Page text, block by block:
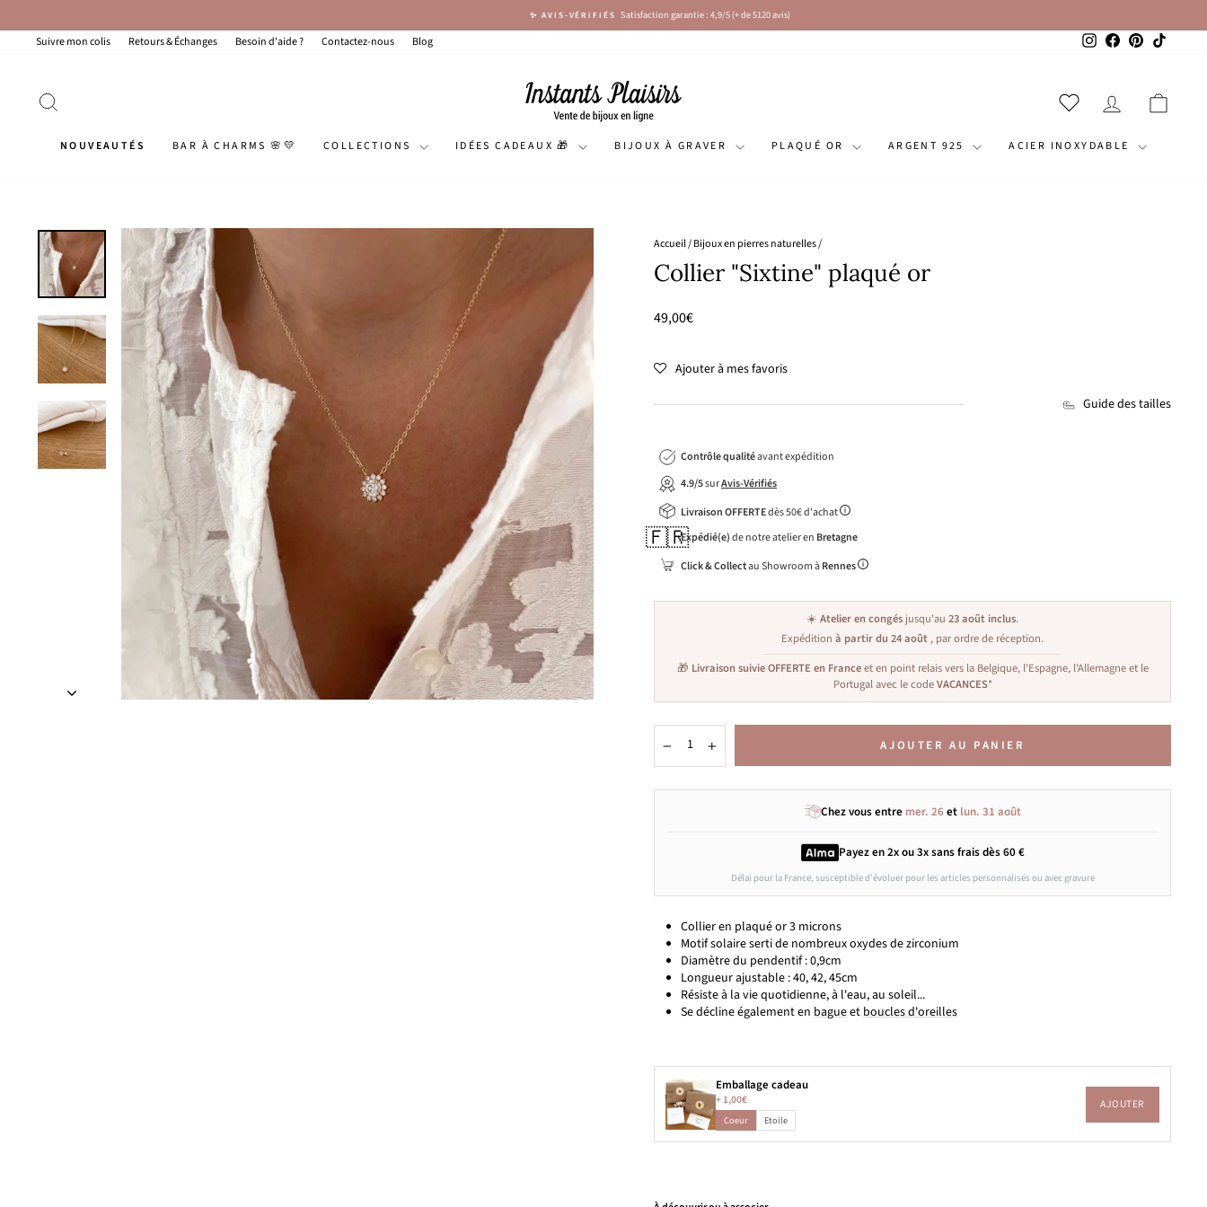
contenu
Diaporama
✨ AVIS-VÉRIFIÉS Satisfaction garantie : 4,9/5 (+ de 5120 avis)
Suivre mon colis Retours & Échanges Besoin d'aide ? Contactez-nous Blog InstagramFacebook
Pinterest
SE
NOUVEAUTÉS BAR À CHARMS 🌸💛 COLLECTIONS IDÉES CADEAUX 🎁 BIJOUX À GRAVER PLAQUÉ OR ARGENT 925 ACIER INOXYDABLE
Accueil/Bijoux en pierres naturelles/
Collier "Sixtine" plaqué or
Prix
49,00€
Ajouter à mes favoris
Guide des tailles
Contrôle qualitéavant expédition
4.9/5surAvis-Vérifiés
Livraison OFFERTEdès 50€ d'achat
🇫🇷Expédié(e)de notre atelier en Bretagne
Click & Collectau Showroom àRennes
☀️ Atelier en congés jusqu'au 23 août inclus.
Expédition à partir du 24 août , par ordre de réception.
🎁 Livraison suivie OFFERTE en Franceet en point relais vers la Belgique, l'Espagne, l'Allemagne et le
Portugal avec le codeVACANCES*
+
AJOUTER AU PANIER
Chez vous entre mer. 26et lun. 31 août
Payez en 2x ou 3xsans fraisdès 60 €
Délai pour la France, susceptible d'évoluer pour les articles personnalisés ou avec gravure
Collier en plaqué or 3 microns
Motif solaire serti de nombreux oxydes de zirconium
Diamètre du pendentif : 0,9cm
Longueur ajustable : 40, 42, 45cm
Résiste à la vie quotidienne, à l'eau, au soleil...
Se décline également en bagueetboucles d'oreilles
Emballage cadeau
+1,00€
Coeur Etoile
AJOUTER